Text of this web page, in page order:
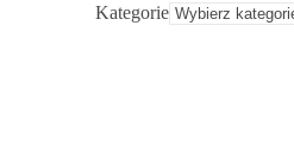
Kategorie